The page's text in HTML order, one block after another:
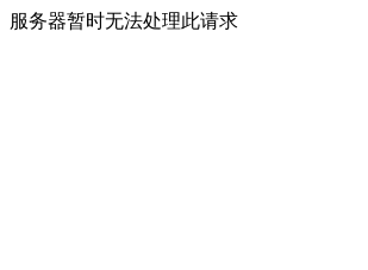
服务器暂时无法处理此请求